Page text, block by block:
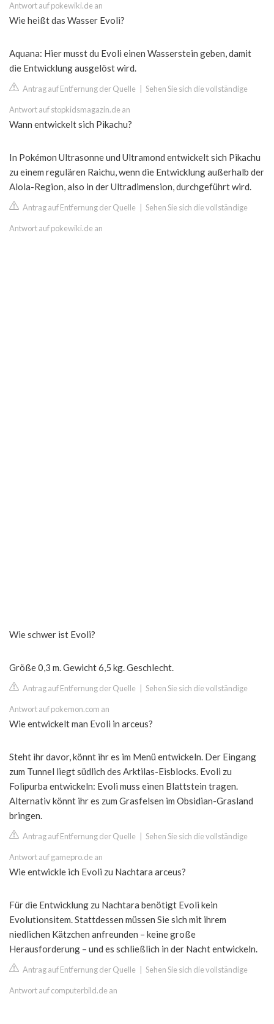
Antwort auf pokewiki.de an
Wie heißt das Wasser Evoli?
Aquana: Hier musst du Evoli einen Wasserstein geben, damit
die Entwicklung ausgelöst wird.
Antrag auf Entfernung der Quelle Sehen Sie sich die vollständige
Antwort auf stopkidsmagazin.de an
Wann entwickelt sich Pikachu?
In Pokémon Ultrasonne und Ultramond entwickelt sich Pikachu
zu einem regulären Raichu, wenn die Entwicklung außerhalb der
Alola-Region, also in der Ultradimension, durchgeführt wird.
Antrag auf Entfernung der Quelle Sehen Sie sich die vollständige
Antwort auf pokewiki.de an
Wie schwer ist Evoli?
Größe 0,3 m. Gewicht 6,5 kg. Geschlecht.
Antrag auf Entfernung der Quelle Sehen Sie sich die vollständige
Antwort auf pokemon.com an
Wie entwickelt man Evoli in arceus?
Steht ihr davor, könnt ihr es im Menü entwickeln. Der Eingang
zum Tunnel liegt südlich des Arktilas-Eisblocks. Evoli zu
Folipurba entwickeln: Evoli muss einen Blattstein tragen.
Alternativ könnt ihr es zum Grasfelsen im Obsidian-Grasland
bringen.
Antrag auf Entfernung der Quelle Sehen Sie sich die vollständige
Antwort auf gamepro.de an
Wie entwickle ich Evoli zu Nachtara arceus?
Für die Entwicklung zu Nachtara benötigt Evoli kein
Evolutionsitem. Stattdessen müssen Sie sich mit ihrem
niedlichen Kätzchen anfreunden – keine große
Herausforderung – und es schließlich in der Nacht entwickeln.
Antrag auf Entfernung der Quelle Sehen Sie sich die vollständige
Antwort auf computerbild.de an